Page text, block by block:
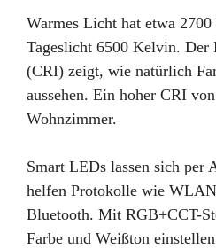
Warmes Licht hat etwa
Tageslicht 6500 Kelvin. Der
(CRI) zeigt, wie natürlich
aussehen. Ein hoher CRI
Wohnzimmer.
Smart LEDs lassen sich per
helfen Protokolle wie
Bluetooth. Mit RGB+CCT-
Farbe und Weißton